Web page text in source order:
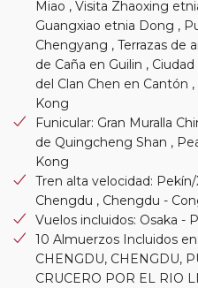
Miao , Visita Zhaoxing
Guangxiao etnia Dong ,
Chengyang , Terrazas de
de Caña en Guilin ,
del Clan Chen en Cantón
Kong
Funicular: Gran Muralla
de Quingcheng Shan ,
Kong
Tren alta velocidad:
Chengdu , Chengdu -
Vuelos incluidos: Osaka -
10 Almuerzos Incluidos
CHENGDU, CHENGDU,
CRUCERO POR EL RIO